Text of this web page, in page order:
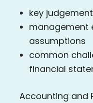
key
management
assumptions
common
financial
Accounting and